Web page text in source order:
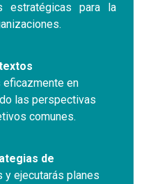
estratégicas para la
eficazmente en
las perspectivas
comunes.
de
y ejecutarás planes